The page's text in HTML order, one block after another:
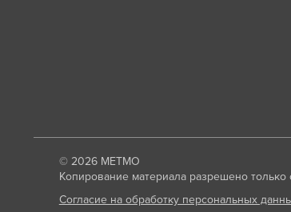
© 2026 МЕТМО
Копирование материала разрешено только
Согласие на обработку персональных